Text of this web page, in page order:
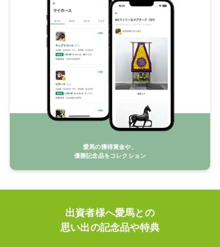
愛馬の獲得賞金や、
優勝記念品をコレクション
出資者様へ愛馬との
思い出の記念品や特典